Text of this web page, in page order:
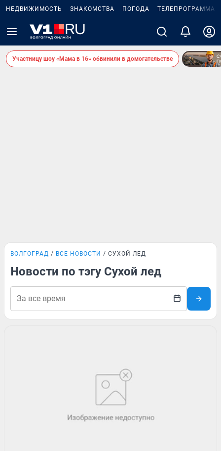
НЕДВИЖИМОСТЬ ЗНАКОМСТВА ПОГОДА ТЕЛЕПРОГРАММА
Участницу шоу «Мама в 16» обвинили в домогательстве
ВОЛГОГРАД ВСЕ НОВОСТИ СУХОЙ ЛЕД
Новости по тэгу Сухой лед